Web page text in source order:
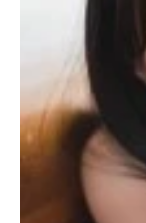
左から大賀彩姫、近藤沙樹